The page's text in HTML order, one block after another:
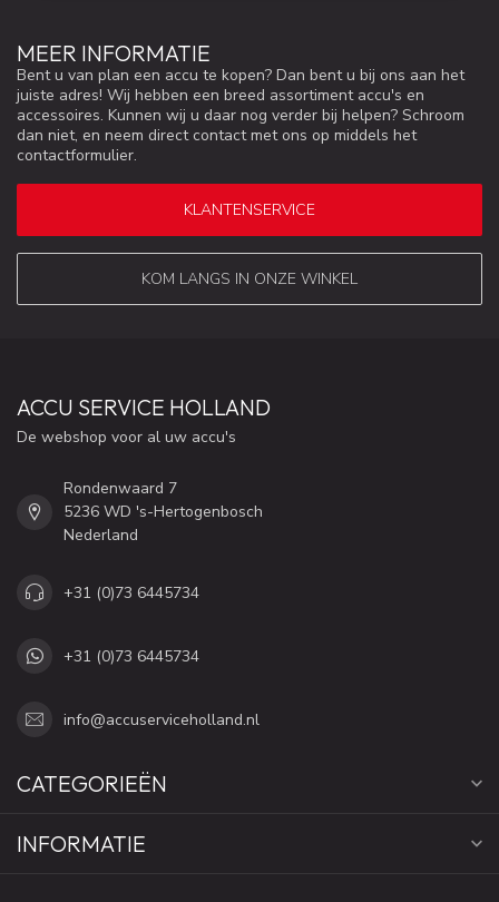
MEER INFORMATIE
Bent u van plan een accu te kopen? Dan bent u bij ons aan het
juiste adres! Wij hebben een breed assortiment accu's en
accessoires. Kunnen wij u daar nog verder bij helpen? Schroom
dan niet, en neem direct contact met ons op middels het
contactformulier.
KLANTENSERVICE
KOM LANGS IN ONZE WINKEL
ACCU SERVICE HOLLAND
De webshop voor al uw accu's
Rondenwaard 7
5236 WD 's-Hertogenbosch
Nederland
+31 (0)73 6445734
+31 (0)73 6445734
info@accuserviceholland.nl
CATEGORIEËN
INFORMATIE